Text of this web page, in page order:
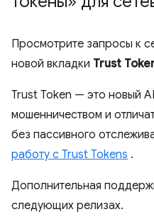
Просмотрите запросы к
новой вкладки Trust
Trust Token — это новый
мошенничеством и
без пассивного
работу с Trust Tokens .
Дополнительная
следующих релизах.